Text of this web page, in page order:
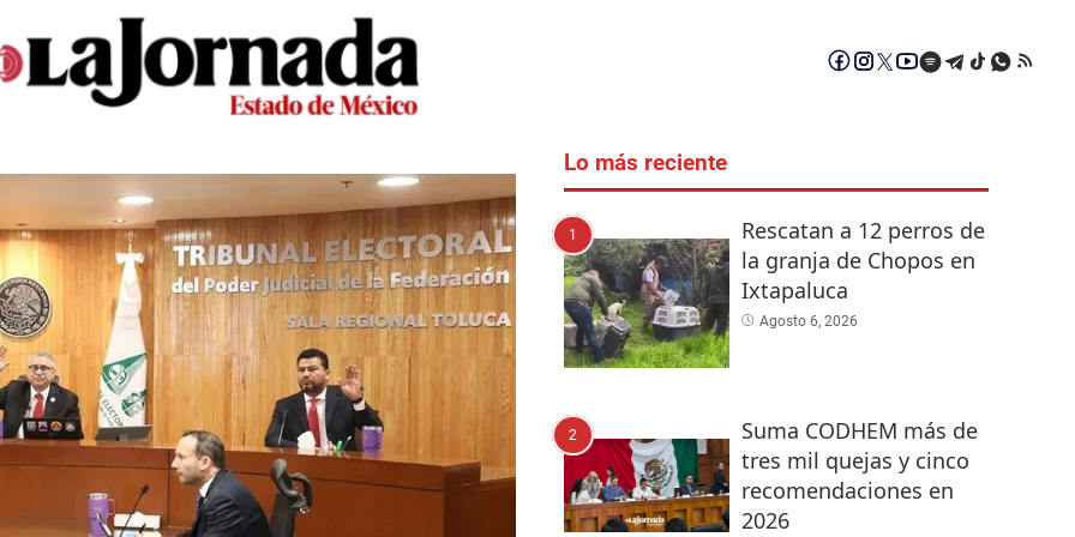
Lo más reciente
1
Rescatan a 12 perros de
la granja de Chopos en
Ixtapaluca
Agosto 6, 2026
2
Suma CODHEM más de
tres mil quejas y cinco
recomendaciones en
2026